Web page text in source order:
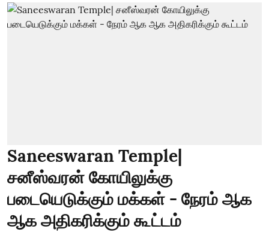
Saneeswaran Temple|
சனீஸ்வரன் கோயிலுக்கு
படையெடுக்கும் மக்கள் - நேரம் ஆக
ஆக அதிகரிக்கும் கூட்டம்